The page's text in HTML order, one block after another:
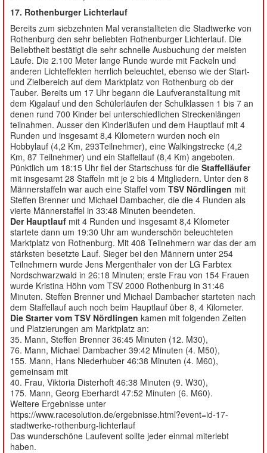
17. Rothenburger Lichterlauf
Bereits zum siebzehnten Mal veranstallteten die Stadtwerke von
Rothenburg den sehr beliebten Rothenburger Lichterlauf. Die
Beliebtheit bestätigt die sehr schnelle Ausbuchung der meisten
Läufe. Die 2.100 Meter lange Runde wurde mit Fackeln und
anderen Lichteffekten herrlich beleuchtet, ebenso wie der Start-
und Zielbereich auf dem Marktplatz von Rothenburg ob der
Tauber. Bereits um 17 Uhr begann die Laufveranstalltung mit
dem Kigalauf und den Schülerläufen der Schulklassen 1 bis 7 an
denen rund 700 Kinder bei unterschiedlichen Streckenlängen
teilnahmen. Ausser den Kinderläufen und dem Hauptlauf mit 4
Runden und insgesamt 8,4 Kilometern wurden noch ein
Hobbylauf (4,2 Km, 293Teilnehmer), eine Walkingstrecke (4,2
Km, 87 Teilnehmer) und ein Staffellauf (8,4 Km) angeboten.
Pünktlich um 18:15 Uhr fiel der Startschuss für die Staffelläufer
mit insgesamt 28 Staffeln mit je 2 bis 4 Mitgliedern. Unter den 8
Männerstaffeln war auch eine Staffel vom TSV Nördlingen mit
Steffen Brenner und Michael Dambacher, die die 4 Runden als
vierte Männerstaffel in 33:48 Minuten beendeten.
Der Hauptlauf mit 4 Runden und insgesamt 8,4 Kilometer
startete dann um 19:30 Uhr am wunderschön beleuchteten
Marktplatz von Rothenburg. Mit 408 Teilnehmern war das der am
stärksten besetzte Lauf. Sieger bei den Männern unter 254
Teilnehmern wurde Jens Mergenthaler von der LG Farbtex
Nordschwarzwald in 26:18 Minuten; erste Frau von 154 Frauen
wurde Kristina Höhn vom TSV 2000 Rothenburg in 31:46
Minuten. Steffen Brenner und Michael Dambacher starteten nach
dem Staffellauf auch noch beim Hauptlauf über 8, 4 Kilometer.
Die Starter vom TSV Nördlingen kamen mit folgenden Zeiten
und Platzierungen am Marktplatz an:
35. Mann, Steffen Brenner 36:45 Minuten (12. M30),
76. Mann, Michael Dambacher 39:42 Minuten (4. M50),
155. Mann, Hans Niederhuber 46:38 Minuten (4. M60),
gemeinsam mit
40. Frau, Viktoria Disterhoft 46:38 Minuten (9. W30),
175. Mann, Georg Eberhardt 47:52 Minuten (6. M60).
Weitere Ergebnisse unter
https://www.racesolution.de/ergebnisse.html?event=id-17-
stadtwerke-rothenburg-lichterlauf
Das wunderschöne Laufevent sollte jeder einmal miterlebt
haben.